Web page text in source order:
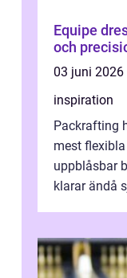
Equipe
och
03 juni 2026
inspiration
Packrafting
mest
uppblåsbar
klarar ändå